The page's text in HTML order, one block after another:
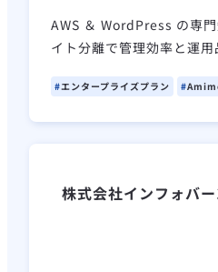
AWS ＆ WordPress の専
イト分離で管理効率と運
エンタープライズプラン
株式会社インフォバ